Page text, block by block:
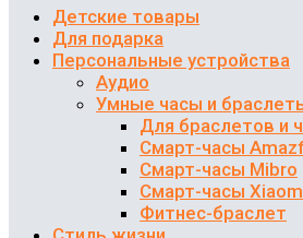
Детские товары
Для подарка
Персональные устройства
Аудио
Умные часы и
Для браслетов и
Смарт-часы
Смарт-часы Mibro
Смарт-часы
Фитнес-браслет